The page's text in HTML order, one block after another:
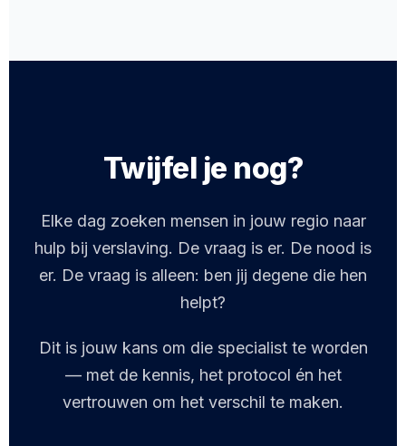
Twijfel je nog?
Elke dag zoeken mensen in jouw regio naar
hulp bij verslaving. De vraag is er. De nood is
er. De vraag is alleen: ben jij degene die hen
helpt?
Dit is jouw kans om die specialist te worden
— met de kennis, het protocol én het
vertrouwen om het verschil te maken.